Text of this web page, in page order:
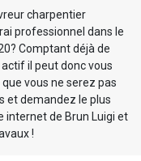
charpentier
professionnel dans le
Comptant déjà de
il peut donc vous
vous ne serez pas
et demandez le plus
internet de Brun Luigi et
!